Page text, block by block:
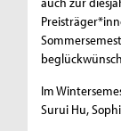
Im
Surui Hu,